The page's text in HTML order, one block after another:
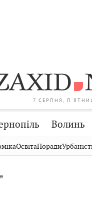
7 СЕРПНЯ,
Волинь
ОсвітаПоради